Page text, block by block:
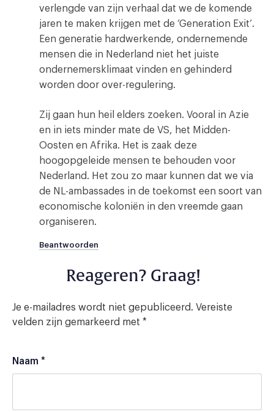
verlengde van zijn verhaal dat we de komende
jaren te maken krijgen met de ‘Generation Exit’.
Een generatie hardwerkende, ondernemende
mensen die in Nederland niet het juiste
ondernemersklimaat vinden en gehinderd
worden door over-regulering.
Zij gaan hun heil elders zoeken. Vooral in Azie
en in iets minder mate de VS, het Midden-
Oosten en Afrika. Het is zaak deze
hoogopgeleide mensen te behouden voor
Nederland. Het zou zo maar kunnen dat we via
de NL-ambassades in de toekomst een soort van
economische koloniën in den vreemde gaan
organiseren.
Beantwoorden
Reageren? Graag!
Je e-mailadres wordt niet gepubliceerd. Vereiste
velden zijn gemarkeerd met *
Naam *